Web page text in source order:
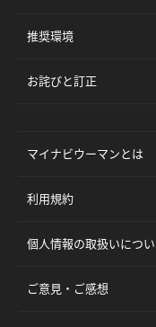
推奨環境
お詫びと訂正
マイナビウーマンとは
利用規約
個人情報の取扱いにつ
ご意見・ご感想